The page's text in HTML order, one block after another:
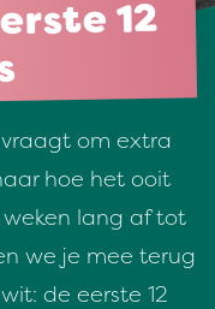
12
om extra
hoe het ooit
lang af tot
we je mee terug
de eerste 12